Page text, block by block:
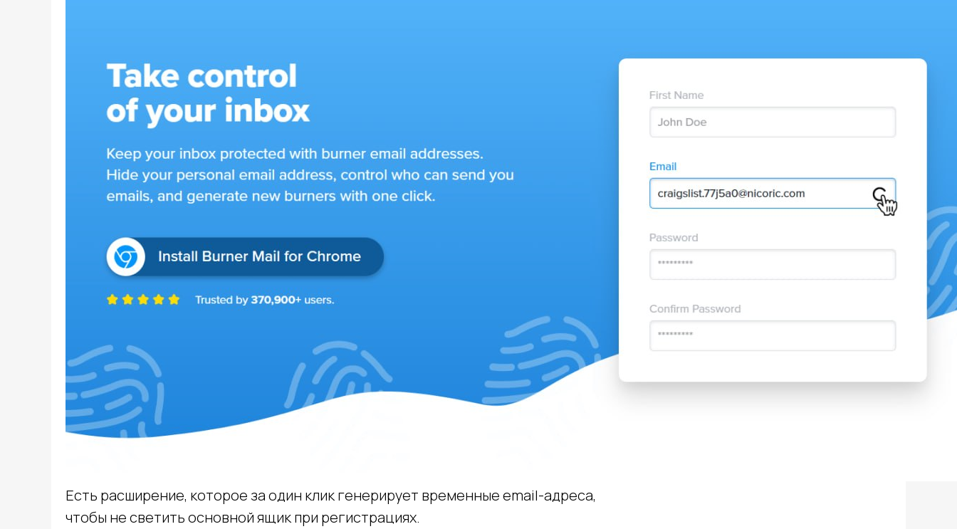
Есть расширение, которое за один клик генерирует временные email-адреса,
чтобы не светить основной ящик при регистрациях.